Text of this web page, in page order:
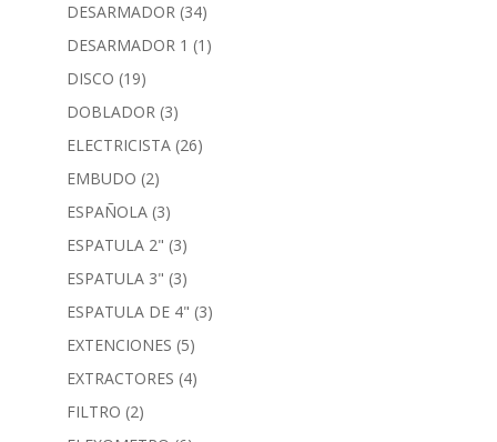
DESARMADOR (34)
DESARMADOR 1 (1)
DISCO (19)
DOBLADOR (3)
ELECTRICISTA (26)
EMBUDO (2)
ESPAÑOLA (3)
ESPATULA 2" (3)
ESPATULA 3" (3)
ESPATULA DE 4" (3)
EXTENCIONES (5)
EXTRACTORES (4)
FILTRO (2)